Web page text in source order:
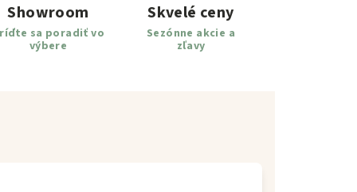
Showroom
sa poradiť vo
výbere
Skvelé ceny
Sezónne akcie a
zľavy